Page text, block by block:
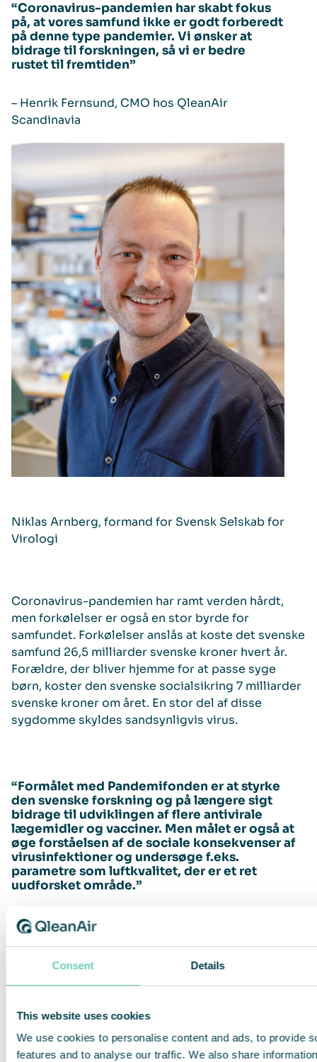
Consent Details
This website uses cookies
We use cookies to personalise content and ads, to provide
features and to analyse our traffic. We also share
“Coronavirus-pandemien har skabt fokus
på, at vores samfund ikke er godt forberedt
på denne type pandemier. Vi ønsker at
bidrage til forskningen, så vi er bedre
rustet til fremtiden”
– Henrik Fernsund, CMO hos QleanAir
Scandinavia
Niklas Arnberg, formand for Svensk Selskab for
Virologi
Coronavirus-pandemien har ramt verden hårdt,
men forkølelser er også en stor byrde for
samfundet. Forkølelser anslås at koste det svenske
samfund 26,5 milliarder svenske kroner hvert år.
Forældre, der bliver hjemme for at passe syge
børn, koster den svenske socialsikring 7 milliarder
svenske kroner om året. En stor del af disse
sygdomme skyldes sandsynligvis virus.
“Formålet med Pandemifonden er at styrke
den svenske forskning og på længere sigt
bidrage til udviklingen af flere antivirale
lægemidler og vacciner. Men målet er også at
øge forståelsen af de sociale konsekvenser af
virusinfektioner og undersøge f.eks.
parametre som luftkvalitet, der er et ret
uudforsket område.”
– Niklas Arnberg, formand for Svensk Selskab for
virusforskning og imødegå fremtidige pandemier
forårsaget af virus. Bag initiativet står den
uafhængige nonprofitorganisation Svensk Selskab